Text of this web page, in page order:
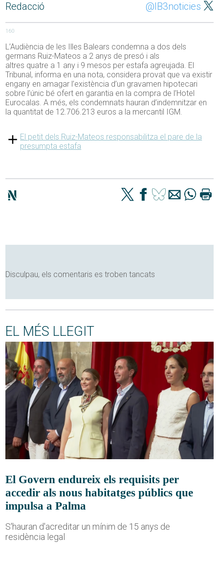
Redacció @IB3noticies
160
L’Audiència de les Illes Balears condemna a dos dels
germans Ruiz-Mateos a 2 anys de presó i als
altres quatre a 1 any i 9 mesos per estafa agreujada. El
Tribunal, informa en una nota, considera provat que va existir
engany en amagar l’existència d’un gravamen hipotecari
sobre l’únic bé ofert en garantia en la compra de l’Hotel
Eurocalas. A més, els condemnats hauran d’indemnitzar en
la quantitat de 12.706.213 euros a la mercantil IGM.
El petit dels Ruiz-Mateos responsabilitza el pare de la
presumpta estafa
Disculpau, els comentaris es troben tancats
EL MÉS LLEGIT
El Govern endureix els requisits per
accedir als nous habitatges públics que
impulsa a Palma
S'hauran d'acreditar un mínim de 15 anys de
residència legal